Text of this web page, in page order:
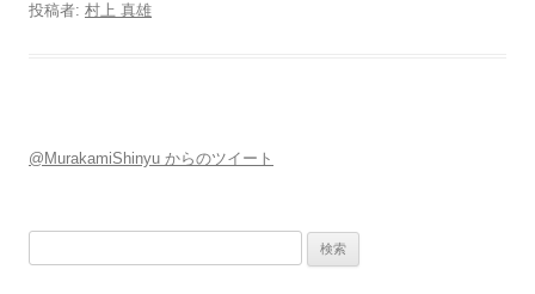
投稿者: 村上 真雄
@MurakamiShinyu からのツイート